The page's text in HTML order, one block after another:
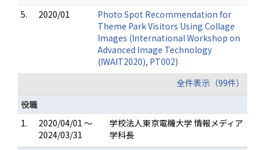
5.
2020/01
Photo Spot Recommendation for
Theme Park Visitors Using Collage
Images (International Workshop on
Advanced Image Technology
(IWAIT2020), PT002)
全件表示（99件）
役職
1.
2020/04/01 ～
2024/03/31
学校法人東京電機大学 情報メディア
学科長